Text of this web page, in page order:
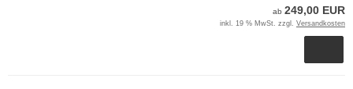
ab 249,00 EUR
inkl. 19 % MwSt. zzgl. Versandkosten